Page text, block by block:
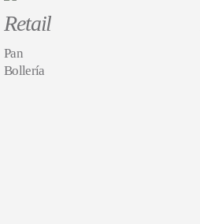
Retail
Pan
Bollería